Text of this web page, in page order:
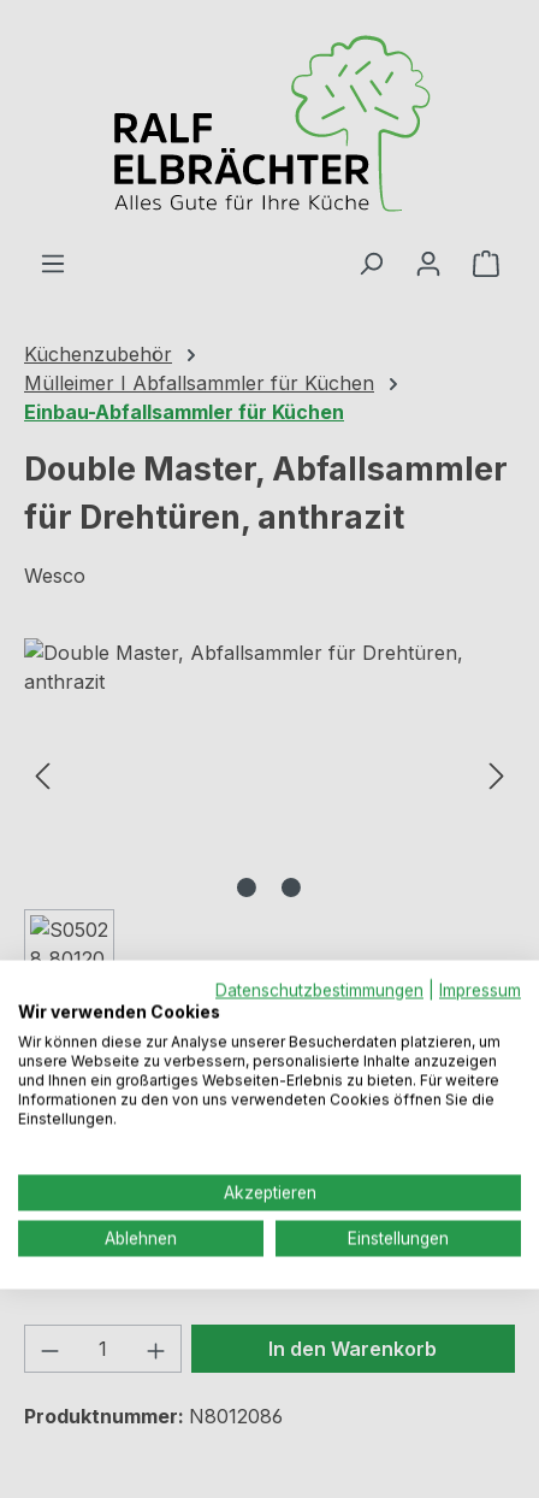
Küchenzubehör
Mülleimer I Abfallsammler für Küchen
Einbau-Abfallsammler für Küchen
Double Master, Abfallsammler
für Drehtüren, anthrazit
Wesco
Bildergalerie überspringen
Regulärer Preis:
99,99 €
Preise inkl. MwSt. zzgl. Versandkosten
Produkt Anzahl: Gib denIn den Warenkorb
Produktnummer: N8012086
Datenschutzbestimmungen
Impressum
Wir verwenden Cookies
Wir können diese zur Analyse unserer Besucherdaten platzieren, um
unsere Webseite zu verbessern, personalisierte Inhalte anzuzeigen
und Ihnen ein großartiges Webseiten-Erlebnis zu bieten. Für weitere
Informationen zu den von uns verwendeten Cookies öffnen Sie die
Einstellungen.
Akzeptieren
Ablehnen Einstellungen